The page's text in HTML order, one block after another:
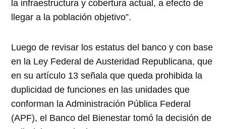
la infraestructura y cobertura actual, a efecto de
llegar a la población objetivo”.
Luego de revisar los estatus del banco y con base
en la Ley Federal de Austeridad Republicana, que
en su artículo 13 señala que queda prohibida la
duplicidad de funciones en las unidades que
conforman la Administración Pública Federal
(APF), el Banco del Bienestar tomó la decisión de